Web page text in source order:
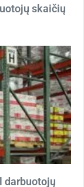
skaičių
darbuotojų